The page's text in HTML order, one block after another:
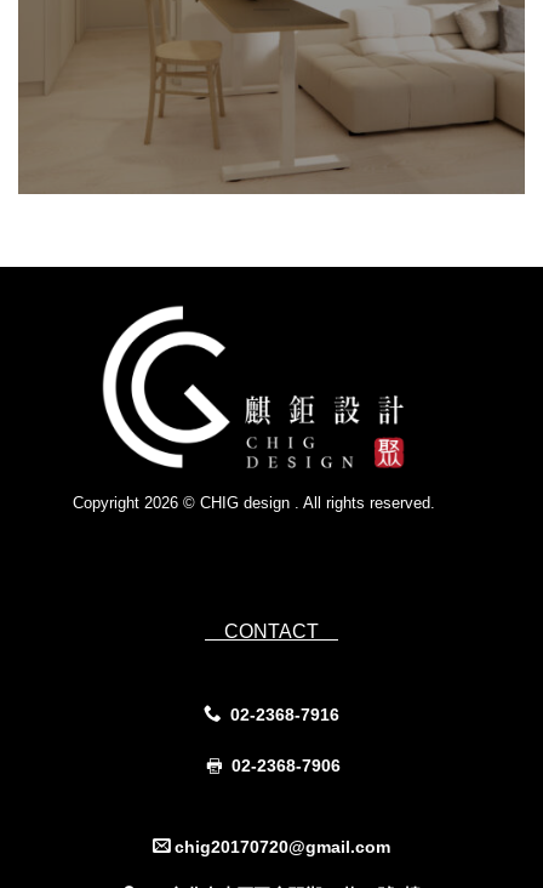
Copyright 2026 © CHIG design . All rights reserved.
CONTACT
02-2368-7916
02-2368-7906
chig20170720@gmail.com